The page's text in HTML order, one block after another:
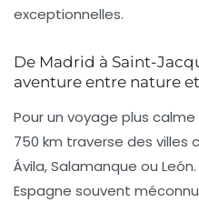
exceptionnelles.
De Madrid à Saint-
aventure entre nature
Pour un voyage plus
750 km traverse des villes
Ávila, Salamanque ou
Espagne souvent